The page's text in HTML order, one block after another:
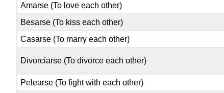
Amarse (To love each other)
Besarse (To kiss each other)
Casarse (To marry each other)
Divorciarse (To divorce each other)
Pelearse (To fight with each other)